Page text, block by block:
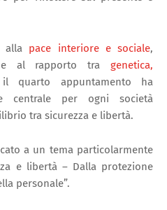
alla pace interiore e sociale,
al rapporto tragenetica,
quarto appuntamento ha
centrale per ogni società
tra sicurezza e libertà.
a un tema particolarmente
e libertà – Dalla protezione
personale”.